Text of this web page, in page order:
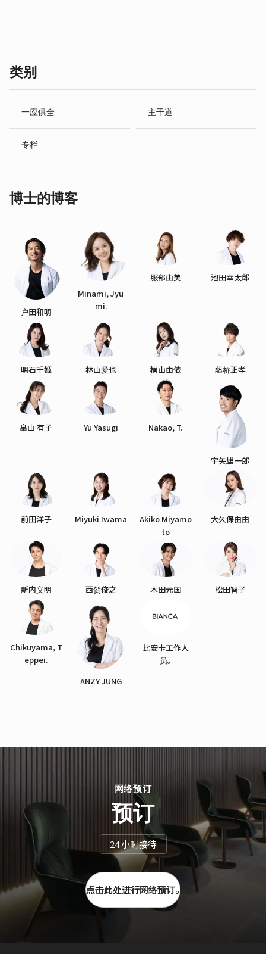
类别
一应俱全 主干道
专栏
博士的博客
户田和明
Minami, Jyu
mi.
服部由美 池田幸太郎
明石千姬 林山爱也 横山由依 藤桥正孝
畠山 有子 Yu Yasugi Nakao, T.
宇矢雄一郎
前田洋子 Miyuki Iwama
Akiko Miyamo
to
大久保由由
新内义明 西贺俊之 木田元国 松田智子
Chikuyama, T
eppei.
ANZY JUNG
比安卡工作人
员。
网络预订
预订
24 小时接待
点击此处进行网络预订。